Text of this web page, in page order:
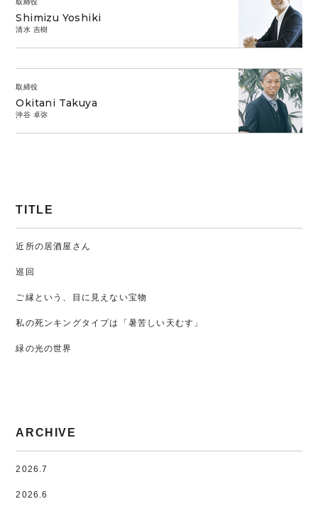
Shimizu Yoshiki
清水 吉樹
取締役
Okitani Takuya
沖谷 卓弥
TITLE
近所の居酒屋さん
巡回
ご縁という、目に見えない宝物
私の死ンキングタイプは「暑苦しい天むす」
緑の光の世界
ARCHIVE
2026.7
2026.6